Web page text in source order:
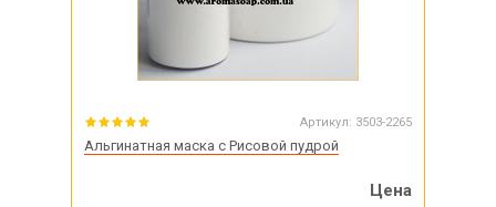
Артикул: 3503-2265
Альгинатная маска с Рисовой пудрой
Цена